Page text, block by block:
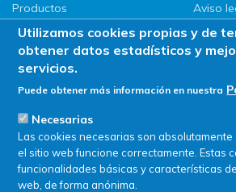
Productos
LLG
Promociones
ServiSAT
Aviso
Política
Utilizamos cookies propias y de
obtener datos estadísticos y
servicios.
Puede obtener más información en nuestra
Necesarias
Las cookies necesarias son
el sitio web funcione correctamente. Estas
funcionalidades básicas y características
web, de forma anónima.